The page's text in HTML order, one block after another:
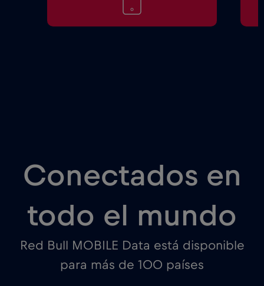
Conectados en
todo el mundo
Red Bull MOBILE Data está disponible
para más de 100 países